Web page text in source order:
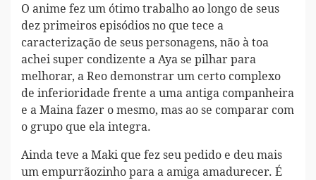
O anime fez um ótimo trabalho ao longo de seus
dez primeiros episódios no que tece a
caracterização de seus personagens, não à toa
achei super condizente a Aya se pilhar para
melhorar, a Reo demonstrar um certo complexo
de inferioridade frente a uma antiga companheira
e a Maina fazer o mesmo, mas ao se comparar com
o grupo que ela integra.
Ainda teve a Maki que fez seu pedido e deu mais
um empurrãozinho para a amiga amadurecer. É